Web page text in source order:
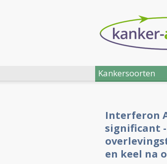
Kankersoorten
Interferon
significant
en keel na